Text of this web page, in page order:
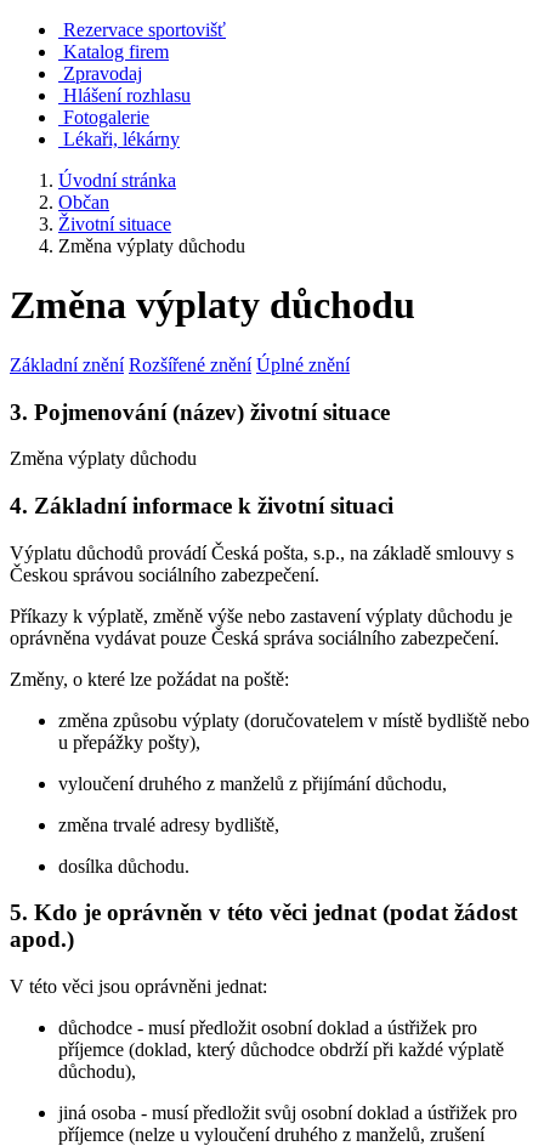
Rezervace sportovišť
Katalog firem
Zpravodaj
Hlášení rozhlasu
Fotogalerie
Lékaři, lékárny
Úvodní stránka
Občan
Životní situace
Změna výplaty důchodu
Změna výplaty důchodu
Základní znění Rozšířené znění Úplné znění
3. Pojmenování (název) životní situace
Změna výplaty důchodu
4. Základní informace k životní situaci
Výplatu důchodů provádí Česká pošta, s.p., na základě smlouvy s
Českou správou sociálního zabezpečení.
Příkazy k výplatě, změně výše nebo zastavení výplaty důchodu je
oprávněna vydávat pouze Česká správa sociálního zabezpečení.
Změny, o které lze požádat na poště:
změna způsobu výplaty (doručovatelem v místě bydliště nebo
u přepážky pošty),
vyloučení druhého z manželů z přijímání důchodu,
změna trvalé adresy bydliště,
dosílka důchodu.
5. Kdo je oprávněn v této věci jednat (podat žádost
apod.)
V této věci jsou oprávněni jednat:
důchodce - musí předložit osobní doklad a ústřižek pro
příjemce (doklad, který důchodce obdrží při každé výplatě
důchodu),
jiná osoba - musí předložit svůj osobní doklad a ústřižek pro
příjemce (nelze u vyloučení druhého z manželů, zrušení